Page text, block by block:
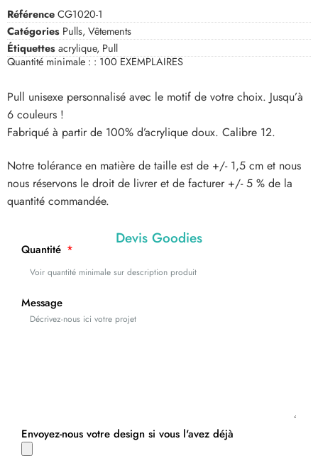
RéférenceCG1020-1
Catégories Pulls, Vêtements
Étiquettesacrylique, Pull
Quantité minimale : :100 EXEMPLAIRES
Pull unisexe personnalisé avec le motif de votre choix. Jusqu’à
6 couleurs !
Fabriqué à partir de 100% d’acrylique doux. Calibre 12.
Notre tolérance en matière de taille est de +/- 1,5 cm et nous
nous réservons le droit de livrer et de facturer +/- 5 % de la
quantité commandée.
Devis Goodies
Quantité
Message
Envoyez-nous votre design si vous l'avez déjà